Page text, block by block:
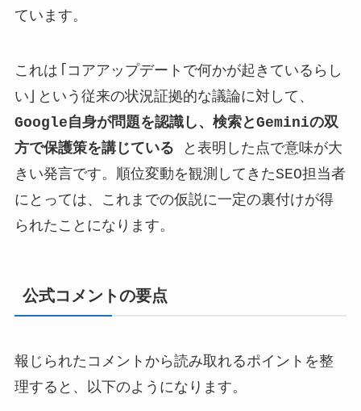
ています。
これは「コアアップデートで何かが起きているらし
い」という従来の状況証拠的な議論に対して、
Google自身が問題を認識し、検索とGeminiの双
方で保護策を講じている と表明した点で意味が大
きい発言です。順位変動を観測してきたSEO担当者
にとっては、これまでの仮説に一定の裏付けが得
られたことになります。
公式コメントの要点
報じられたコメントから読み取れるポイントを整
理すると、以下のようになります。